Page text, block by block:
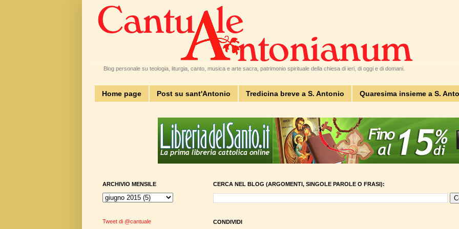
Blog personale su teologia, liturgia, canto, musica e arte sacra, patrimonio spirituale della chiesa di ieri, di oggi e di domani.
Home page Post su sant'Antonio Tredicina breve a S. Antonio Quaresima insieme a S.
CERCA NEL BLOG (ARGOMENTI, SINGOLE PAROLE O FRASI):
CONDIVIDI
ARCHIVIO MENSILE
Tweet di @cantuale